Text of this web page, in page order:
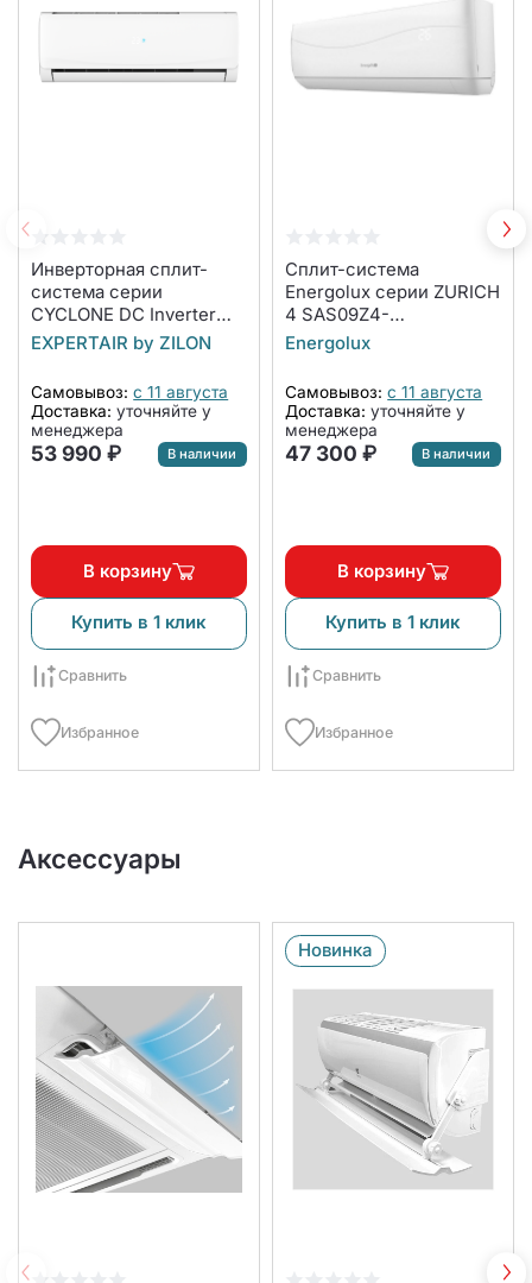
Инверторная сплит-
система серии
CYCLONE DC Inverter
ZAC-I/CN24NPZ
EXPERTAIR by ZILON
Самовывоз: с 11 августа
Доставка: уточняйте у
менеджера
53 990 ₽ В наличии
В корзину
Купить в 1 клик
Сравнить
Избранное
Сплит-система
Energolux серии ZURICH
4 SAS09Z4-
AI/SAU09Z4-AI
Energolux
Самовывоз: с 11 августа
Доставка: уточняйте у
менеджера
47 300 ₽ В наличии
В корзину
Купить в 1 клик
Сравнить
Избранное
Аксессуары
Новинка